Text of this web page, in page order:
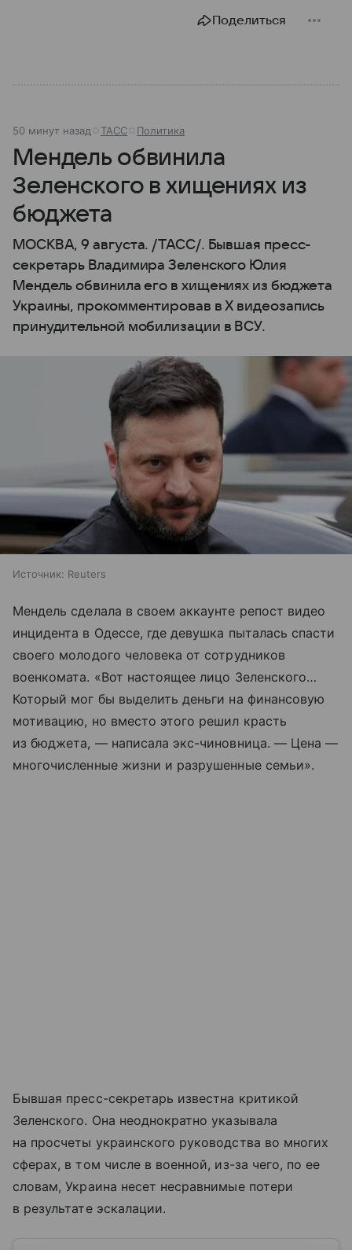
Поделиться
50 минут назад ТАСС Политика
Мендель обвинила
Зеленского в хищениях из
бюджета
МОСКВА, 9 августа. /ТАСС/. Бывшая пресс-
секретарь Владимира Зеленского Юлия
Мендель обвинила его в хищениях из бюджета
Украины, прокомментировав в X видеозапись
принудительной мобилизации в ВСУ.
Источник: Reuters
Мендель сделала в своем аккаунте репост видео
инцидента в Одессе, где девушка пыталась спасти
своего молодого человека от сотрудников
военкомата. «Вот настоящее лицо Зеленского…
Который мог бы выделить деньги на финансовую
мотивацию, но вместо этого решил красть
из бюджета, — написала экс-чиновница. — Цена —
многочисленные жизни и разрушенные семьи».
Бывшая пресс-секретарь известна критикой
Зеленского. Она неоднократно указывала
на просчеты украинского руководства во многих
сферах, в том числе в военной, из-за чего, по ее
словам, Украина несет несравнимые потери
в результате эскалации.